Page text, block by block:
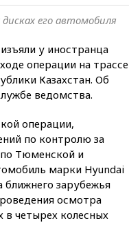
его автомобиля
у иностранца
операции на трассе
Казахстан. Об
ведомства.
операции,
по контролю за
Тюменской и
марки Hyundai
зарубежья
осмотра
четырех колесных